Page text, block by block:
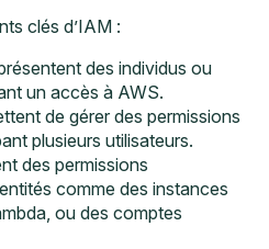
clés d’IAM :
des individus ou
un accès à AWS.
de gérer des permissions
plusieurs utilisateurs.
des permissions
comme des instances
ou des comptes